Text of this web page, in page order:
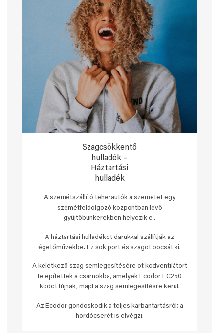
Szagcsökkentő
hulladék –
Háztartási
hulladék
A szemétszállító teherautók a szemetet egy
szemétfeldolgozó központban lévő
gyűjtőbunkerekben helyezik el.
A háztartási hulladékot darukkal szállítják az
égetőművekbe. Ez sok port és szagot bocsát ki.
A keletkező szag semlegesítésére öt ködventilátort
telepítettek a csarnokba, amelyek Ecodor EC250
ködöt fújnak, majd a szag semlegesítésre kerül.
Az Ecodor gondoskodik a teljes karbantartásról; a
hordócserét is elvégzi.